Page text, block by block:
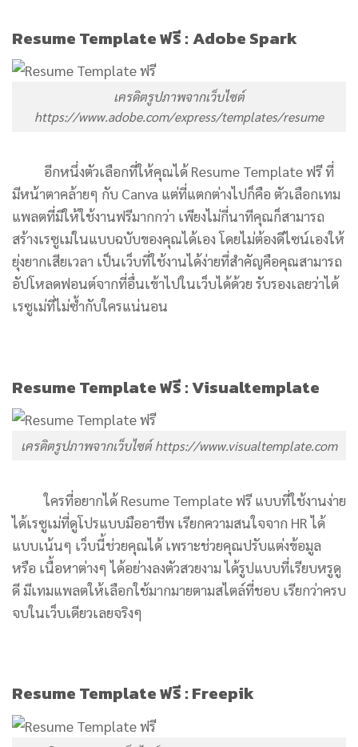
Resume Template ฟรี :Adobe Spark
เครดิตรูปภาพจากเว็บไซต์
https://www.adobe.com/express/templates/resume
อีกหนึ่งตัวเลือกที่ให้คุณได้ Resume Template ฟรี ที่
มีหน้าตาคล้ายๆ กับ Canva แต่ที่แตกต่างไปก็คือ ตัวเลือกเทม
แพลตที่มีให้ใช้งานฟรีมากกว่า เพียงไม่กี่นาทีคุณก็สามารถ
สร้างเรซูเม่ในแบบฉบับของคุณได้เอง โดยไม่ต้องดีไซน์เองให้
ยุ่งยากเสียเวลา เป็นเว็บที่ใช้งานได้ง่ายที่สำคัญคือคุณสามารถ
อัปโหลดฟอนต์จากที่อื่นเข้าไปในเว็บได้ด้วย รับรองเลยว่าได้
เรซูเม่ที่ไม่ซ้ำกับใครแน่นอน
Resume Template ฟรี : Visualtemplate
เครดิตรูปภาพจากเว็บไซต์ https://www.visualtemplate.com
ใครที่อยากได้ Resume Template ฟรี แบบที่ใช้งานง่าย
ได้เรซูเม่ที่ดูโปรแบบมืออาชีพ เรียกความสนใจจาก HR ได้
แบบเน้นๆ เว็บนี้ช่วยคุณได้ เพราะช่วยคุณปรับแต่งข้อมูล
หรือ เนื้อหาต่างๆ ได้อย่างลงตัวสวยงาม ได้รูปแบบที่เรียบหรูดู
ดี มีเทมแพลตให้เลือกใช้มากมายตามสไตล์ที่ชอบ เรียกว่าครบ
จบในเว็บเดียวเลยจริงๆ
Resume Template ฟรี : Freepik